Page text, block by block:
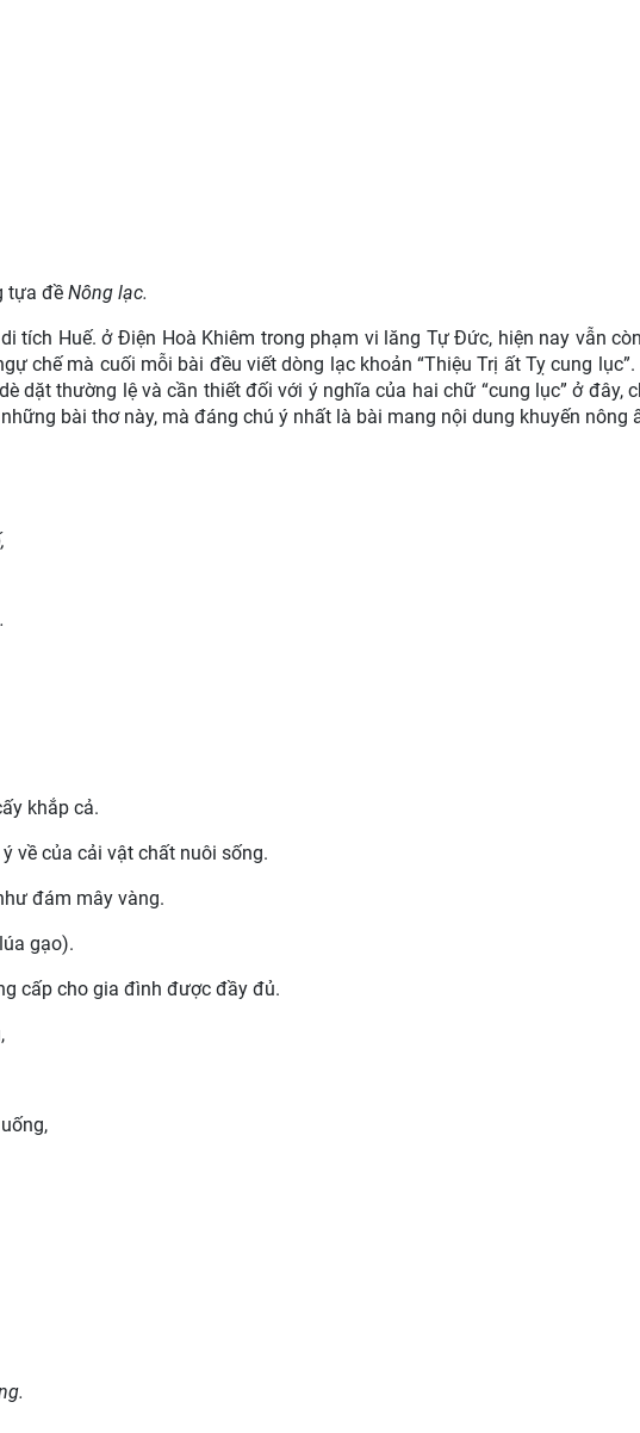
tựa đề Nông lạc.
tích Huế. ở Điện Hoà Khiêm trong phạm vi lăng Tự Đức, hiện nay vẫn
chế mà cuối mỗi bài đều viết dòng lạc khoản “Thiệu Trị ất Tỵ cung lục”.
dặt thường lệ và cần thiết đối với ý nghĩa của hai chữ “cung lục” ở đây,
bài thơ này, mà đáng chú ý nhất là bài mang nội dung khuyến nông
khắp cả.
về của cải vật chất nuôi sống.
đám mây vàng.
gạo).
cấp cho gia đình được đầy đủ.